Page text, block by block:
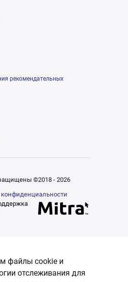
рекомендательных
©2018 - 2026
файлы cookie и
отслеживания для